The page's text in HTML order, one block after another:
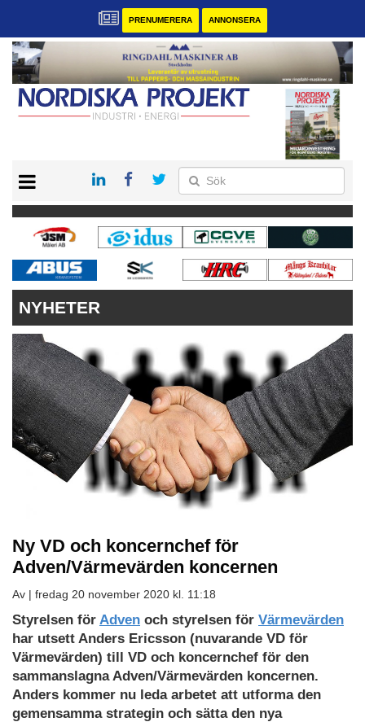
PRENUMERERA ANNONSERA
KONTAKT
VÅRA ANDRA MAGASIN
PRENUMERERA
ANNONSERA
NYHETER
Ny VD och koncernchef för
Adven/Värmevärden koncernen
Av | fredag 20 november 2020 kl. 11:18
Styrelsen för Adven och styrelsen för Värmevärden
har utsett Anders Ericsson (nuvarande VD för
Värmevärden) till VD och koncernchef för den
sammanslagna Adven/Värmevärden koncernen.
Anders kommer nu leda arbetet att utforma den
gemensamma strategin och sätta den nya